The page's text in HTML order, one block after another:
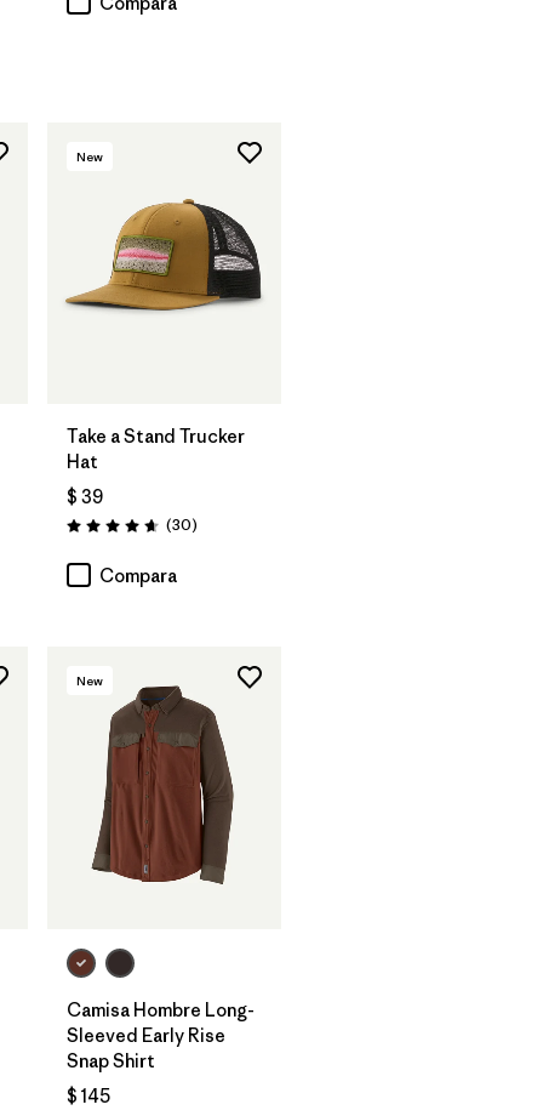
New
Take a Stand Trucker
Hat
$ 39
Valoración: 4.6 / 5
(30Comentarios
)
Compara
New
Camisa Hombre Long-
Sleeved Early Rise
Snap Shirt
$ 145